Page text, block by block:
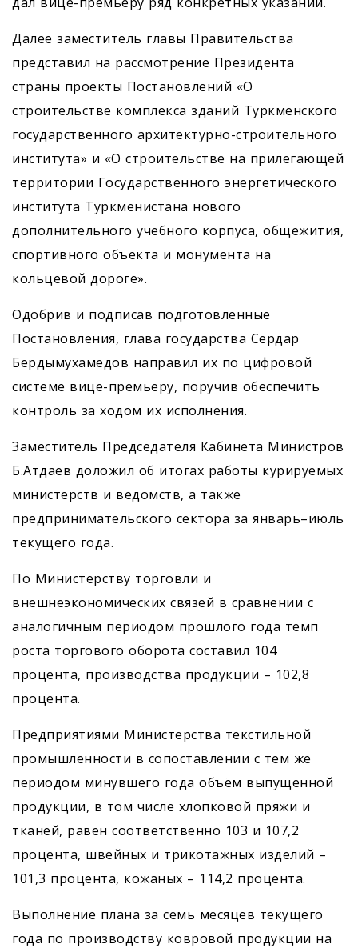
Далее заместитель главы Правительства
представил на рассмотрение Президента
страны проекты Постановлений «О
строительстве комплекса зданий Туркменского
государственного архитектурно-строительного
института» и «О строительстве на прилегающей
территории Государственного энергетического
института Туркменистана нового
дополнительного учебного корпуса, общежития,
спортивного объекта и монумента на
кольцевой дороге».
Одобрив и подписав подготовленные
Постановления, глава государства Сердар
Бердымухамедов направил их по цифровой
системе вице-премьеру, поручив обеспечить
контроль за ходом их исполнения.
Заместитель Председателя Кабинета Министров
Б.Атдаев доложил об итогах работы курируемых
министерств и ведомств, а также
предпринимательского сектора за январь–июль
текущего года.
По Министерству торговли и
внешнеэкономических связей в сравнении с
аналогичным периодом прошлого года темп
роста торгового оборота составил 104
процента, производства продукции – 102,8
процента.
Предприятиями Министерства текстильной
промышленности в сопоставлении с тем же
периодом минувшего года объём выпущенной
продукции, в том числе хлопковой пряжи и
тканей, равен соответственно 103 и 107,2
процента, швейных и трикотажных изделий –
101,3 процента, кожаных – 114,2 процента.
Выполнение плана за семь месяцев текущего
года по производству ковровой продукции на